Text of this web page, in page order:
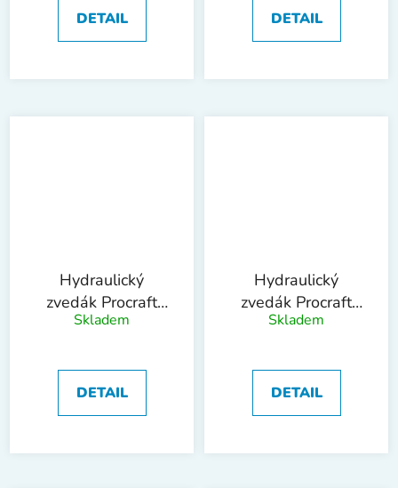
DETAIL DETAIL
Hydraulický
zvedák Procraft
PJ6 | PJ6
Skladem
DETAIL
Hydraulický
zvedák Procraft
PJ8 | PJ8
Skladem
DETAIL